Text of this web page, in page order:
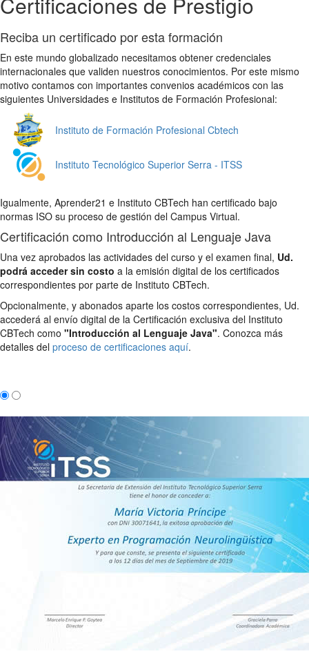
Reciba un certificado por esta formación
En este mundo globalizado necesitamos obtener credenciales
internacionales que validen nuestros conocimientos. Por este mismo
motivo contamos con importantes convenios académicos con las
siguientes Universidades e Institutos de Formación Profesional:
Instituto de Formación Profesional Cbtech
Instituto Tecnológico Superior Serra - ITSS
Igualmente, Aprender21 e Instituto CBTech han certificado bajo
normas ISO su proceso de gestión del Campus Virtual.
Certificación como Introducción al Lenguaje Java
Una vez aprobados las actividades del curso y el examen final, Ud.
podrá acceder sin costo a la emisión digital de los certificados
correspondientes por parte de Instituto CBTech.
Opcionalmente, y abonados aparte los costos correspondientes, Ud.
accederá al envío digital de la Certificación exclusiva del Instituto
CBTech como "Introducción al Lenguaje Java". Conozca más
detalles del proceso de certificaciones aquí.